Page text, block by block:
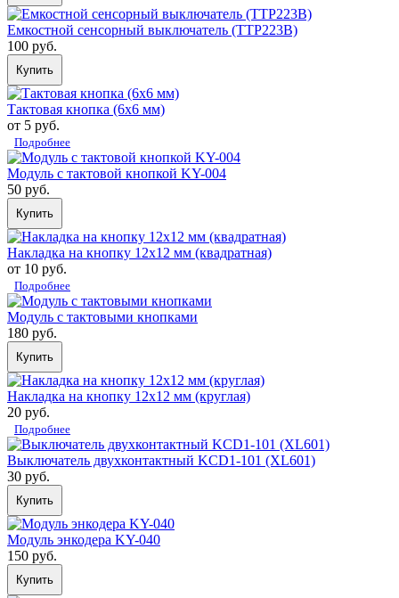
Емкостной сенсорный выключатель (TTP223B)
100 руб.
Купить
Тактовая кнопка (6x6 мм)
от 5 руб.
Подробнее
Модуль с тактовой кнопкой KY-004
50 руб.
Купить
Накладка на кнопку 12х12 мм (квадратная)
от 10 руб.
Подробнее
Модуль с тактовыми кнопками
180 руб.
Купить
Накладка на кнопку 12х12 мм (круглая)
20 руб.
Подробнее
Выключатель двухконтактный KCD1-101 (XL601)
30 руб.
Купить
Модуль энкодера KY-040
150 руб.
Купить